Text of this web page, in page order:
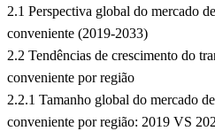
2.1 Perspectiva global do mercado
conveniente (2019-2033)
2.2 Tendências de crescimento do
conveniente por região
2.2.1 Tamanho global do mercado
conveniente por região: 2019 VS